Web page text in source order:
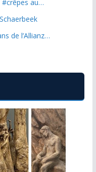
#crêpes au…
de l’Allianz…